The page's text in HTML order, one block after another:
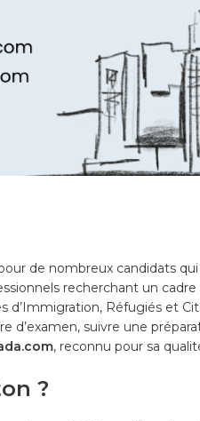
de nombreux candidats
recherchant un
d’Immigration, Réfugiés et
d’examen, suivre une
, reconnu pour sa
?